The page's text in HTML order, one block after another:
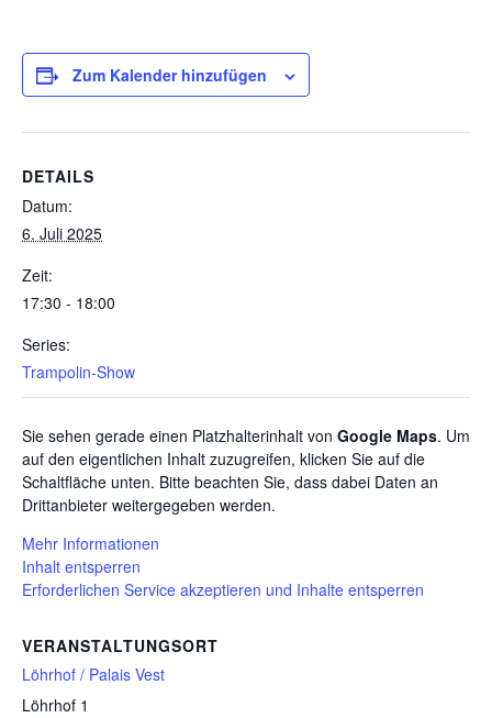
Zum Kalender hinzufügen
DETAILS
Datum:
6. Juli 2025
Zeit:
17:30 - 18:00
Series:
Trampolin-Show
VERANSTALTUNGSORT
Löhrhof / Palais Vest
Löhrhof 1
Sie sehen gerade einen Platzhalterinhalt von Google Maps. Um
auf den eigentlichen Inhalt zuzugreifen, klicken Sie auf die
Schaltfläche unten. Bitte beachten Sie, dass dabei Daten an
Drittanbieter weitergegeben werden.
Mehr Informationen
Inhalt entsperren
Erforderlichen Service akzeptieren und Inhalte entsperren